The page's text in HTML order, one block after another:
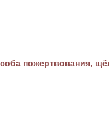
пожертвования,